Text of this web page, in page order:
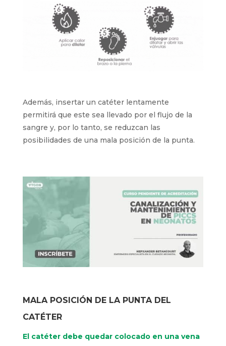
Además, insertar un catéter lentamente
permitirá que este sea llevado por el flujo de la
sangre y, por lo tanto, se reduzcan las
posibilidades de una mala posición de la punta.
MALA POSICIÓN DE LA PUNTA DEL
CATÉTER
El catéter debe quedar colocado en una vena